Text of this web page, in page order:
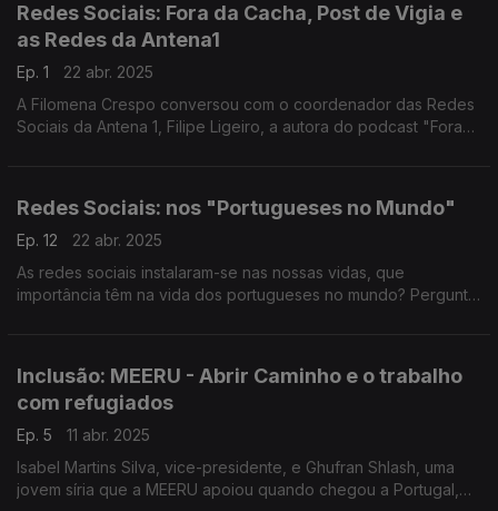
Redes Sociais: Fora da Cacha, Post de Vigia e
as Redes da Antena1
Ep. 1
22 abr. 2025
A Filomena Crespo conversou com o coordenador das Redes
Sociais da Antena 1, Filipe Ligeiro, a autora do podcast "Fora
Redes Sociais: nos "Portugueses no Mundo"
Ep. 12
22 abr. 2025
As redes sociais instalaram-se nas nossas vidas, que
importância têm na vida dos portugueses no mundo? Pergunta
Inclusão: MEERU - Abrir Caminho e o trabalho
com refugiados
Ep. 5
11 abr. 2025
Isabel Martins Silva, vice-presidente, e Ghufran Shlash, uma
jovem síria que a MEERU apoiou quando chegou a Portugal,